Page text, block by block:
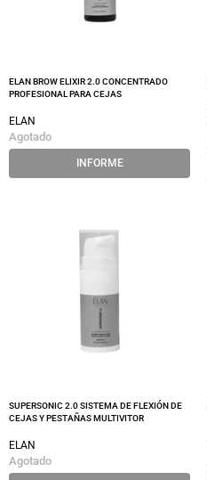
ELAN BROW ELIXIR 2.0 CONCENTRADO
PROFESIONAL PARA CEJAS
ELAN
Agotado
INFORME
SUPERSONIC 2.0 SISTEMA DE FLEXIÓN DE
CEJAS Y PESTAÑAS MULTIVITOR
ELAN
Agotado